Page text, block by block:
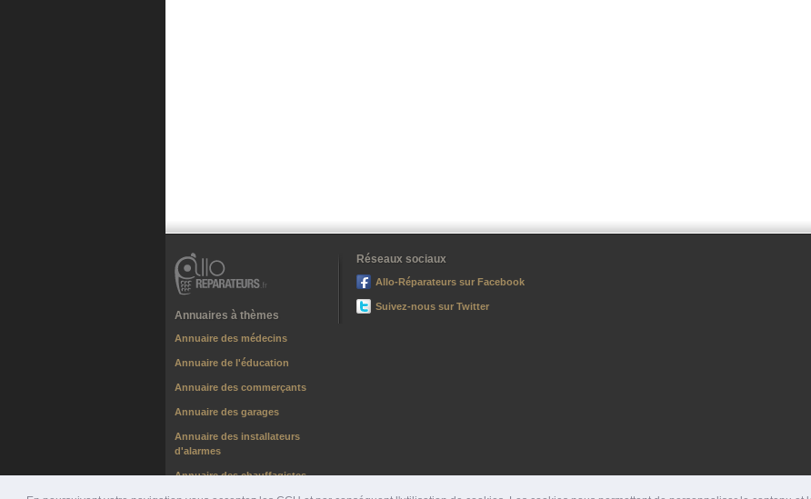
Annuaires à thèmes
Annuaire des médecins
Annuaire de l'éducation
Annuaire des commerçants
Annuaire des garages
Annuaire des installateurs
d'alarmes
Annuaire des chauffagistes
Réseaux sociaux
Allo-Réparateurs sur Facebook
Suivez-nous sur Twitter